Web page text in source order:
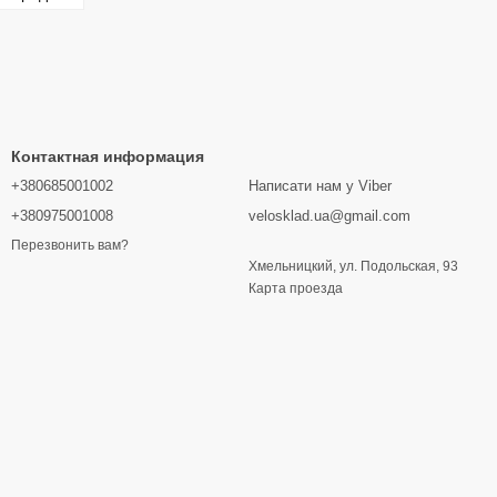
Контактная информация
+380685001002
+380975001008
Перезвонить вам?
Написати нам у Viber
velosklad.ua@gmail.com
Хмельницкий, ул. Подольская, 93
Карта проезда